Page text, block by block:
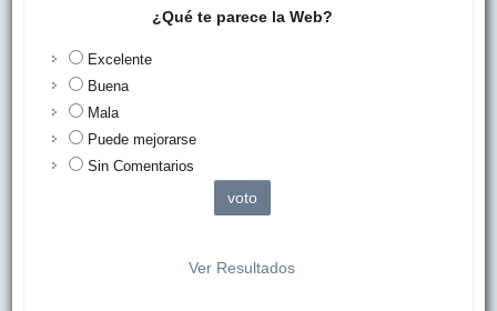
¿Qué te parece la Web?
Excelente
Buena
Mala
Puede mejorarse
Sin Comentarios
Ver Resultados